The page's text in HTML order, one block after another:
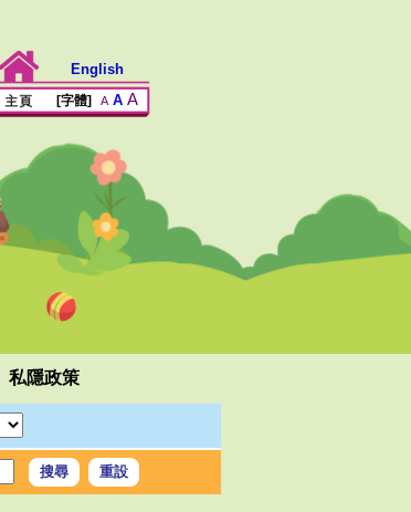
English
[字體] A A A
私隱政策